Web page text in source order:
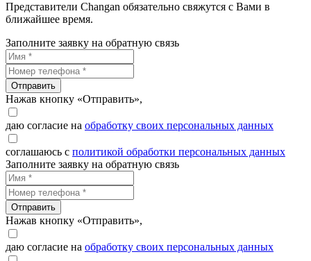
Представители Changan обязательно свяжутся с Вами в
ближайшее время.
Заполните заявку на обратную связь
Отправить
Нажав кнопку «Отправить»,
даю согласие на обработку своих персональных данных
соглашаюсь с политикой обработки персональных данных
Заполните заявку на обратную связь
Отправить
Нажав кнопку «Отправить»,
даю согласие на обработку своих персональных данных